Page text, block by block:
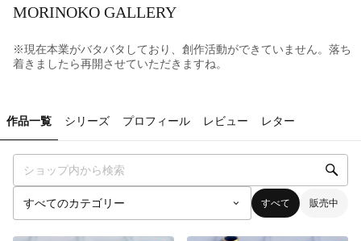
MORINOKO GALLERY
※現在本業がバタバタしており、創作活動ができていません。落ち
着きましたら再開させていただきますね。
作品一覧 シリーズ プロフィール レビュー レター
すべて 販売中